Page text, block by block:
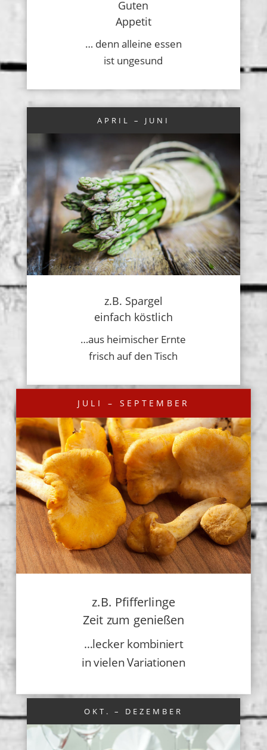
Guten
Appetit
… denn alleine essen
ist ungesund
APRIL – JUNI
z.B. Spargel
einfach köstlich
…aus heimischer Ernte
frisch auf den Tisch
JULI – SEPTEMBER
z.B. Pfifferlinge
Zeit zum genießen
…lecker kombiniert
in vielen Variationen
OKT. – DEZEMBER